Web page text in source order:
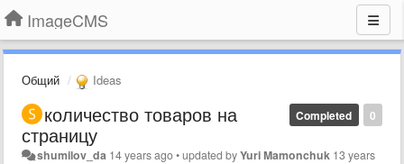
ImageCMS
Общий Ideas
0
Completed
количество товаров на
страницу
shumilov_da 14 years ago•updated byYuri Mamonchuk 13 years